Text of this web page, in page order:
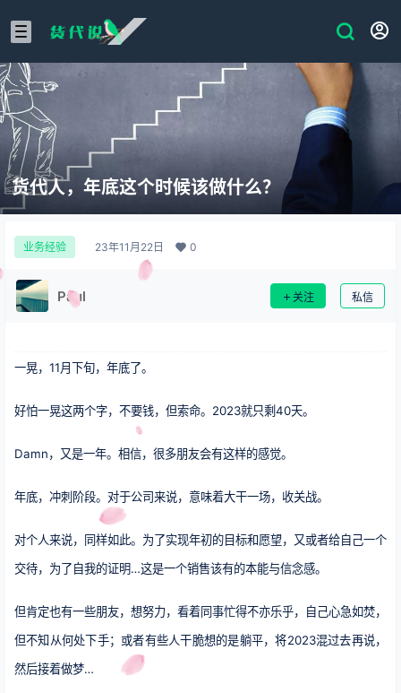
货代人，年底这个时候该做什么？
业务经验 23年11月22日 0
Paul 关注 私信
一晃，11月下旬，年底了。
好怕一晃这两个字，不要钱，但索命。2023就只剩40天。
Damn，又是一年。相信，很多朋友会有这样的感觉。
年底，冲刺阶段。对于公司来说，意味着大干一场，收关战。
对个人来说，同样如此。为了实现年初的目标和愿望，又或者给自己一个
交待，为了自我的证明…这是一个销售该有的本能与信念感。
但肯定也有一些朋友，想努力，看着同事忙得不亦乐乎，自己心急如焚，
但不知从何处下手；或者有些人干脆想的是躺平，将2023混过去再说，
然后接着做梦…